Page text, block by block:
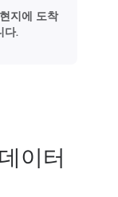
지에 도착
다.
이터